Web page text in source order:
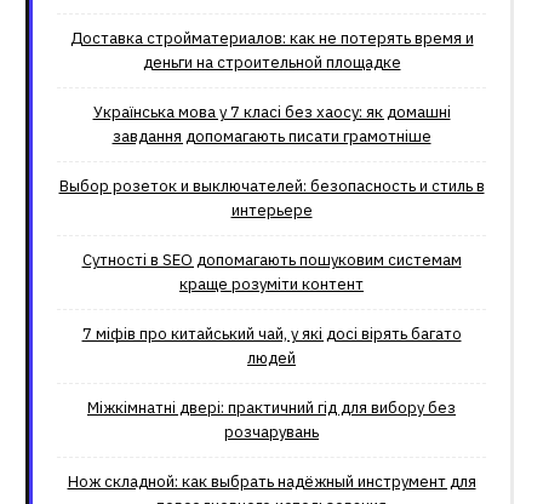
Доставка стройматериалов: как не потерять время и
деньги на строительной площадке
Українська мова у 7 класі без хаосу: як домашні
завдання допомагають писати грамотніше
Выбор розеток и выключателей: безопасность и стиль в
интерьере
Сутності в SEO допомагають пошуковим системам
краще розуміти контент
7 міфів про китайський чай, у які досі вірять багато
людей
Міжкімнатні двері: практичний гід для вибору без
розчарувань
Нож складной: как выбрать надёжный инструмент для